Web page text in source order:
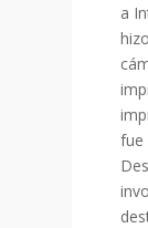
a
fue